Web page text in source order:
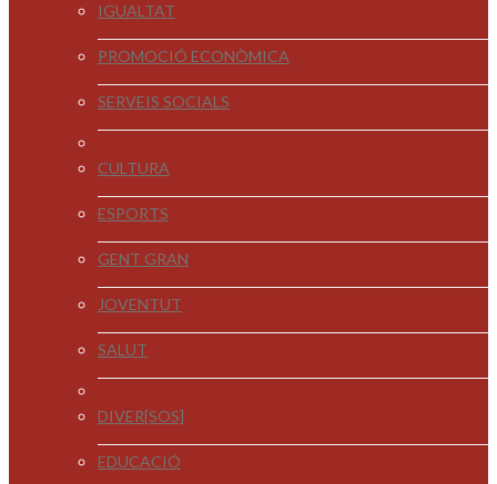
IGUALTAT
PROMOCIÓ ECONÒMICA
SERVEIS SOCIALS
CULTURA
ESPORTS
GENT GRAN
JOVENTUT
SALUT
DIVER[SOS]
EDUCACIÓ